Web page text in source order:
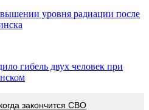
уровня радиации после
гибель двух человек при
закончится СВО